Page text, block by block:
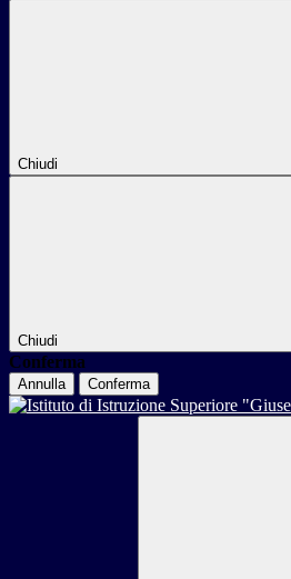
Chiudi
Chiudi
Conferma
Annulla Conferma